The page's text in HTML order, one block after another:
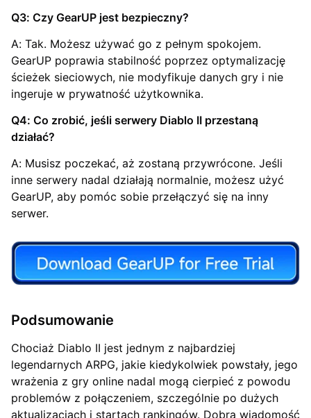
Q3: Czy GearUP jest bezpieczny?
A: Tak. Możesz używać go z pełnym spokojem.
GearUP poprawia stabilność poprzez optymalizację
ścieżek sieciowych, nie modyfikuje danych gry i nie
ingeruje w prywatność użytkownika.
Q4: Co zrobić, jeśli serwery Diablo II przestaną
działać?
A: Musisz poczekać, aż zostaną przywrócone. Jeśli
inne serwery nadal działają normalnie, możesz użyć
GearUP, aby pomóc sobie przełączyć się na inny
serwer.
Podsumowanie
Chociaż Diablo II jest jednym z najbardziej
legendarnych ARPG, jakie kiedykolwiek powstały, jego
wrażenia z gry online nadal mogą cierpieć z powodu
problemów z połączeniem, szczególnie po dużych
aktualizacjach i startach rankingów. Dobra wiadomość